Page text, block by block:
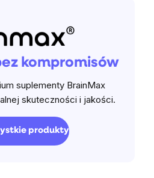
kompromisów
suplementy BrainMax
skuteczności i jakości.
produkty